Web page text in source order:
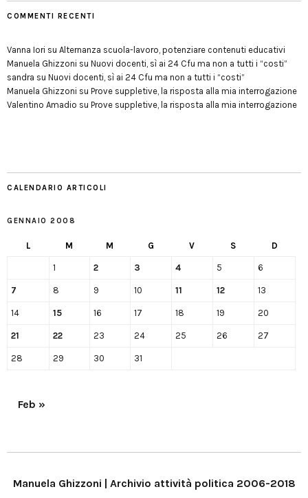
COMMENTI RECENTI
Vanna Iori su Alternanza scuola-lavoro, potenziare contenuti educativi
Manuela Ghizzoni su Nuovi docenti, sì ai 24 Cfu ma non a tutti i “costi”
sandra su Nuovi docenti, sì ai 24 Cfu ma non a tutti i “costi”
Manuela Ghizzoni su Prove suppletive, la risposta alla mia interrogazione
Valentino Amadio su Prove suppletive, la risposta alla mia interrogazione
CALENDARIO ARTICOLI
GENNAIO 2008
L M M G V S D
1 2 3 4 5 6
7 8 9 10 11 12 13
14 15 16 17 18 19 20
21 22 23 24 25 26 27
28 29 30 31
Feb »
Manuela Ghizzoni | Archivio attività politica 2006-2018